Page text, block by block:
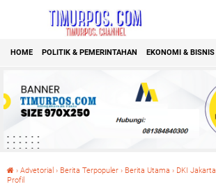
HOME POLITIK & PEMERINTAHAN EKONOMI & BISNIS
› Advetorial › Berita Terpopuler › Berita Utama › DKI Jakarta
Profil